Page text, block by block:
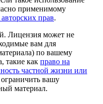
применимому
прав.
Лицензия может не
вам для
по вашему
такие как право на
частной жизни или
вашу
материал.